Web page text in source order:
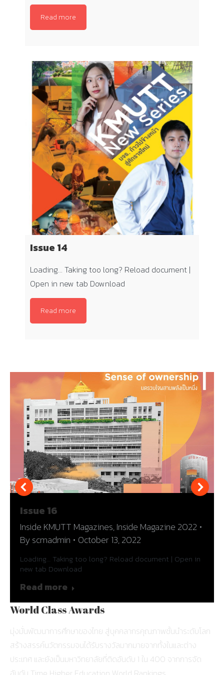
Read more
Issue 14
Loading… Taking too long? Reload document |
Open in new tab Download
Read more
Issue 16
Inside KMUTT Magazines,Inside Magazine 2022
Byscmadmin October 13, 2022
Loading… Taking too long? Reload document | Open in
new tab Download
Read more
World Class Awards
มุ่งมั่นพัฒนาการศึกษาของไทย สู่บุคคลากรคุณภาพชั้นนำระดับโลก
สร้างสรรค์นวัตกรรมจนได้รับรางวัลมากมายจากทั้งในและต่าง
ประเทศ และยังเป็นมหาวิทยาลัยที่ติดอันดับ 1 ใน 400 จากการจัด